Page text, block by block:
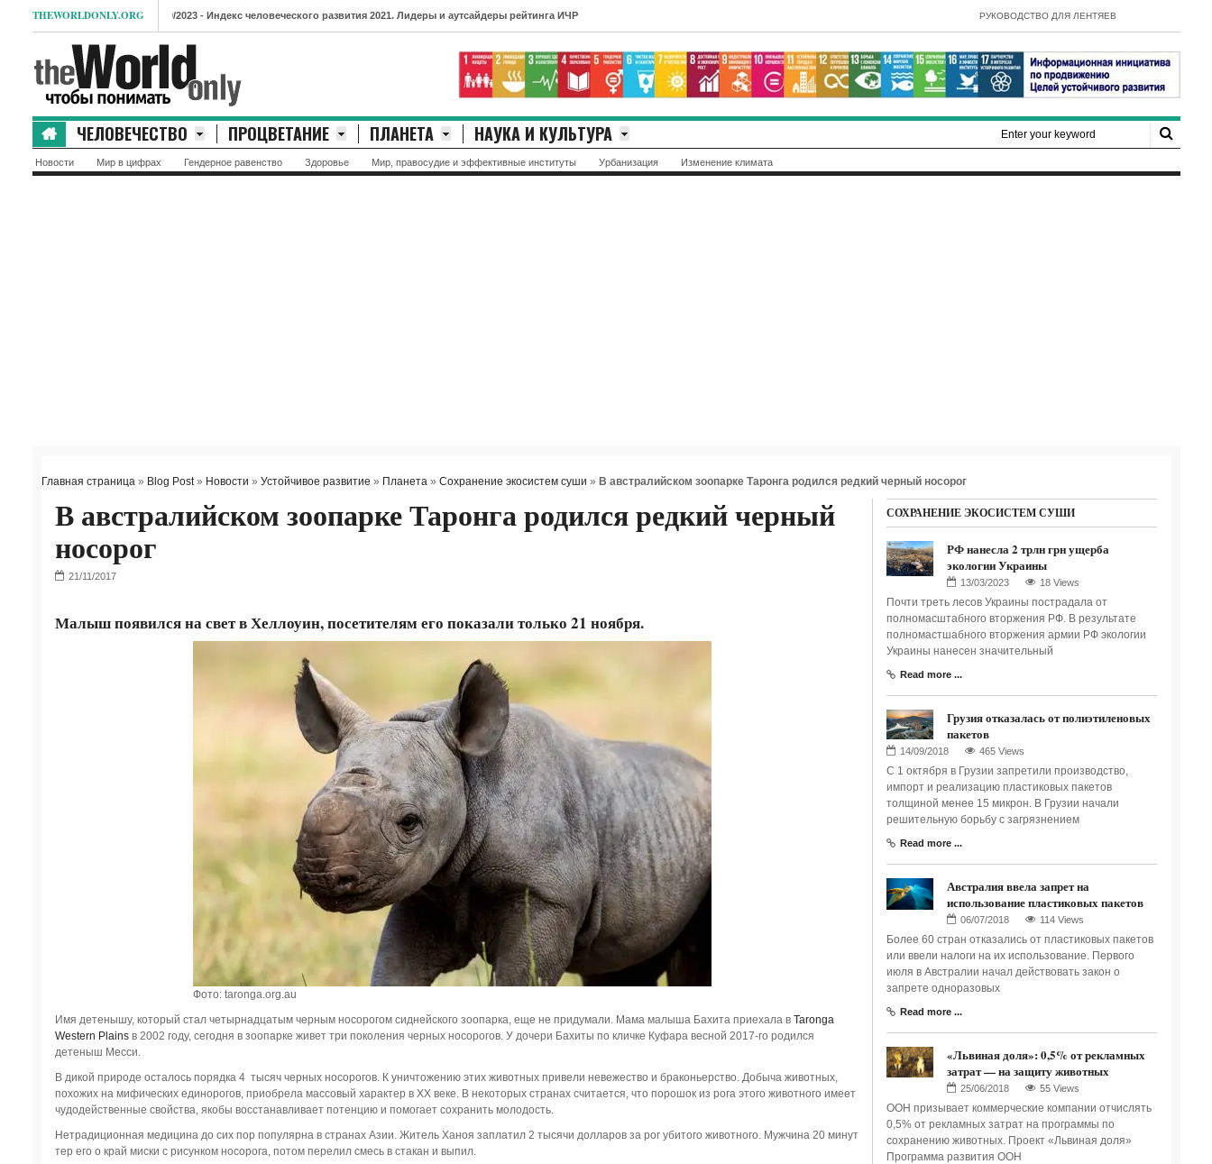
THEWORLDONLY.ORG- Индекс человеческого развития 2021. Лидеры и аутсайдеры рейтинга ИЧР - E-Government Development Index 2022
РУКОВОДСТВО ДЛЯ ЛЕНТЯЕВ
ЧЕЛОВЕЧЕСТВО ПРОЦВЕТАНИЕ ПЛАНЕТА НАУКА И КУЛЬТУРА
Новости Мир в цифрах Гендерное равенство Здоровье Мир, правосудие и эффективные институты Урбанизация Изменение климата
Главная страница» Blog Post» Новости » Устойчивое развитие » Планета» Сохранение экосистем суши » В австралийском зоопарке Таронга родился редкий черный носорог
В австралийском зоопарке Таронга родился редкий черный
носорог
Малыш появился на свет в Хеллоуин, посетителям его показали только 21 ноября.
Фото: taronga.org.au
Имя детенышу, который стал четырнадцатым черным носорогом сиднейского зоопарка, еще не придумали. Мама малыша Бахита приехала в Taronga
Western Plainsв 2002 году, сегодня в зоопарке живет три поколения черных носорогов. У дочери Бахиты по кличке Куфара весной 2017-го родился
детеныш Месси.
В дикой природе осталось порядка 4 тысяч черных носорогов. К уничтожению этих животных привели невежество и браконьерство. Добыча животных,
похожих на мифических единорогов, приобрела массовый характер в ХХ веке. В некоторых странах считается, что порошок из рога этого животного имеет
чудодейственные свойства, якобы восстанавливает потенцию и помогает сохранить молодость.
Нетрадиционная медицина до сих пор популярна в странах Азии. Житель Ханоя заплатил 2 тысячи долларов за рог убитого животного. Мужчина 20 минут
тер его о край миски с рисунком носорога, потом перелил смесь в стакан и выпил.
СОХРАНЕНИЕ ЭКОСИСТЕМ СУШИ
РФ нанесла 2 трлн грн ущерба
экологии Украины
18 Views
Почти треть лесов Украины пострадала от
полномасштабного вторжения РФ. В результате
полномастшабного вторжения армии РФ экологии
Украины нанесен значительный
Read more ...
Грузия отказалась от полиэтиленовых
пакетов
465 Views
С 1 октября в Грузии запретили производство,
импорт и реализацию пластиковых пакетов
толщиной менее 15 микрон. В Грузии начали
решительную борьбу с загрязнением
Read more ...
Австралия ввела запрет на
использование пластиковых пакетов
114 Views
Более 60 стран отказались от пластиковых пакетов
или ввели налоги на их использование. Первого
июля в Австралии начал действовать закон о
запрете одноразовых
Read more ...
«Львиная доля»: 0,5% от рекламных
затрат — на защиту животных
55 Views
ООН призывает коммерческие компании отчислять
0,5% от рекламных затрат на программы по
сохранению животных. Проект «Львиная доля»
Программа развития ООН